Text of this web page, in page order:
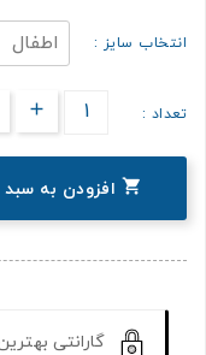
انتخاب سایز :
تعداد :
 افزودن به سبد
گارانتی